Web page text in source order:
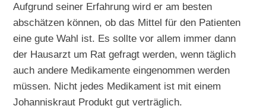
Aufgrund seiner Erfahrung wird er am besten
abschätzen können, ob das Mittel für den Patienten
eine gute Wahl ist. Es sollte vor allem immer dann
der Hausarzt um Rat gefragt werden, wenn täglich
auch andere Medikamente eingenommen werden
müssen. Nicht jedes Medikament ist mit einem
Johanniskraut Produkt gut verträglich.